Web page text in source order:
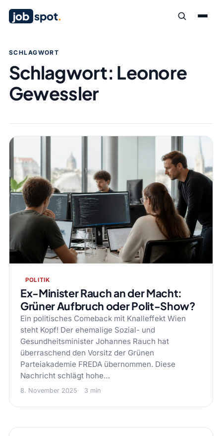
job spot.
SCHLAGWORT
Schlagwort: Leonore
Gewessler
POLITIK
Ex-Minister Rauch an der Macht:
Grüner Aufbruch oder Polit-Show?
Ein politisches Comeback mit Knalleffekt Wien
steht Kopf! Der ehemalige Sozial- und
Gesundheitsminister Johannes Rauch hat
überraschend den Vorsitz der Grünen
Parteiakademie FREDA übernommen. Diese
Nachricht schlägt hohe…
8. November 2025 3 min